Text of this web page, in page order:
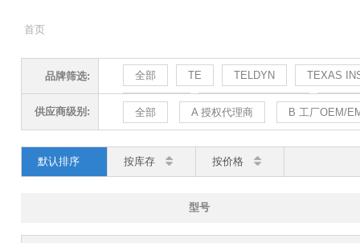
首页
品牌筛选: 全部 TE TELDYN TEXAS
TECONN Texas Instruments Telit
供应商级别: 全部 A 授权代理商 B 工厂OEM/
默认排序 按库存 按价格
型号